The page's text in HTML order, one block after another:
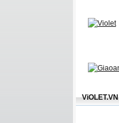
ViOLET.VN